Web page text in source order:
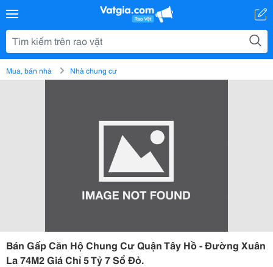
Mua, bán nhà Nhà chung cư
Bán Gấp Căn Hộ Chung Cư Quận Tây Hồ - Đường Xuân
La 74M2 Giá Chỉ 5 Tỷ 7 Sổ Đỏ.